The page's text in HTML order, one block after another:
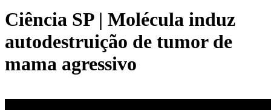
Ciência SP | Molécula induz
autodestruição de tumor de
mama agressivo